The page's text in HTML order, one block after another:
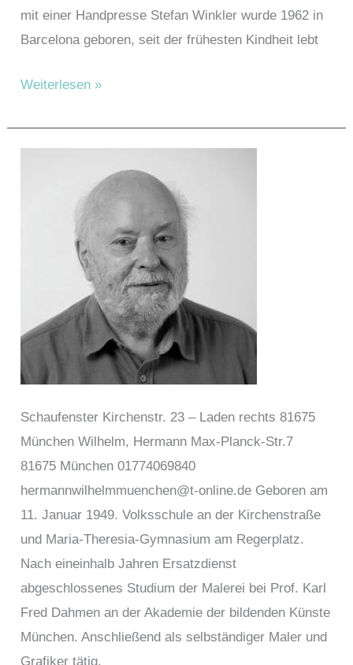
mit einer Handpresse Stefan Winkler wurde 1962 in
Barcelona geboren, seit der frühesten Kindheit lebt
Winkler,
Weiterlesen »
Schaufenster Kirchenstr. 23 – Laden rechts 81675
München Wilhelm, Hermann Max-Planck-Str.7
81675 München 01774069840
hermannwilhelmmuenchen@t-online.de Geboren am
11. Januar 1949. Volksschule an der Kirchenstraße
und Maria-Theresia-Gymnasium am Regerplatz.
Nach eineinhalb Jahren Ersatzdienst
abgeschlossenes Studium der Malerei bei Prof. Karl
Fred Dahmen an der Akademie der bildenden Künste
München. Anschließend als selbständiger Maler und
Grafiker tätig.